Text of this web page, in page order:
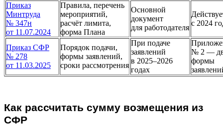
Приказ
Минтруда
№ 347н
от 11.07.2024
Правила, перечень
мероприятий,
расчёт лимита,
форма Плана
Основной
документ
для работодателя
с 2024
Приказ СФР
№ 278
от 11.03.2025
Порядок подачи,
формы заявлений,
сроки рассмотрения
При подаче
заявлений
в 2025–2026
годах
№ 2 —
формы
Как рассчитать сумму возмещения из
СФР